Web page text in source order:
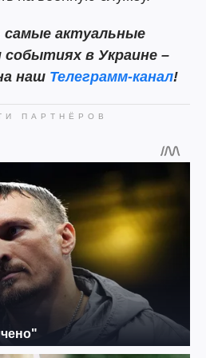
актуальные
в Украине –
наш Телеграмм-канал!